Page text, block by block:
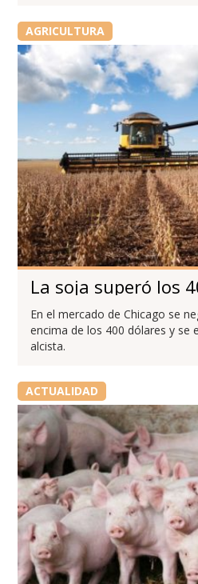
AGRICULTURA
La soja superó los
En el mercado de Chicago se
encima de los 400 dólares y se
alcista.
ACTUALIDAD